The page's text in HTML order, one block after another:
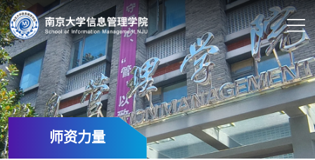
师资力量